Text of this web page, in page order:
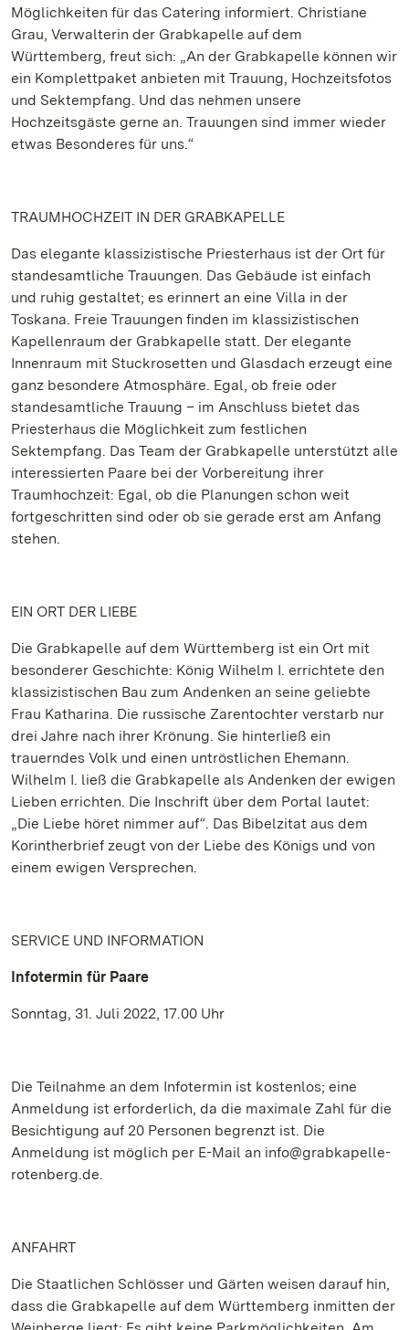
Möglichkeiten für das Catering informiert. Christiane
Grau, Verwalterin der Grabkapelle auf dem
Württemberg, freut sich: „An der Grabkapelle können wir
ein Komplettpaket anbieten mit Trauung, Hochzeitsfotos
und Sektempfang. Und das nehmen unsere
Hochzeitsgäste gerne an. Trauungen sind immer wieder
etwas Besonderes für uns.“
TRAUMHOCHZEIT IN DER GRABKAPELLE
Das elegante klassizistische Priesterhaus ist der Ort für
standesamtliche Trauungen. Das Gebäude ist einfach
und ruhig gestaltet; es erinnert an eine Villa in der
Toskana. Freie Trauungen finden im klassizistischen
Kapellenraum der Grabkapelle statt. Der elegante
Innenraum mit Stuckrosetten und Glasdach erzeugt eine
ganz besondere Atmosphäre. Egal, ob freie oder
standesamtliche Trauung – im Anschluss bietet das
Priesterhaus die Möglichkeit zum festlichen
Sektempfang. Das Team der Grabkapelle unterstützt alle
interessierten Paare bei der Vorbereitung ihrer
Traumhochzeit: Egal, ob die Planungen schon weit
fortgeschritten sind oder ob sie gerade erst am Anfang
stehen.
EIN ORT DER LIEBE
Die Grabkapelle auf dem Württemberg ist ein Ort mit
besonderer Geschichte: König Wilhelm I. errichtete den
klassizistischen Bau zum Andenken an seine geliebte
Frau Katharina. Die russische Zarentochter verstarb nur
drei Jahre nach ihrer Krönung. Sie hinterließ ein
trauerndes Volk und einen untröstlichen Ehemann.
Wilhelm I. ließ die Grabkapelle als Andenken der ewigen
Lieben errichten. Die Inschrift über dem Portal lautet:
„Die Liebe höret nimmer auf“. Das Bibelzitat aus dem
Korintherbrief zeugt von der Liebe des Königs und von
einem ewigen Versprechen.
SERVICE UND INFORMATION
Infotermin für Paare
Sonntag, 31. Juli 2022, 17.00 Uhr
Die Teilnahme an dem Infotermin ist kostenlos; eine
Anmeldung ist erforderlich, da die maximale Zahl für die
Besichtigung auf 20 Personen begrenzt ist. Die
Anmeldung ist möglich per E-Mail an info@grabkapelle-
rotenberg.de.
ANFAHRT
Die Staatlichen Schlösser und Gärten weisen darauf hin,
dass die Grabkapelle auf dem Württemberg inmitten der